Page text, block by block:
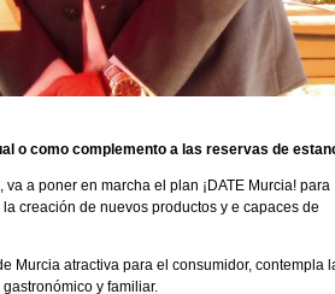
o como complemento a las reservas de
a poner en marcha el plan ¡DATE Murcia! para
creación de nuevos productos y e capaces de
Murcia atractiva para el consumidor, contempla
y familiar.